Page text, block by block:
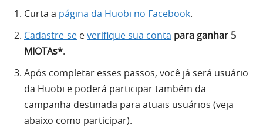
Curta a página da Huobi no Facebook.
Cadastre-se everifique sua conta paraganhar 5
MIOTAs*.
Após completar esses passos, você já será usuário
da Huobi e poderá participar também da
campanha destinada para atuais usuários (veja
abaixo como participar).